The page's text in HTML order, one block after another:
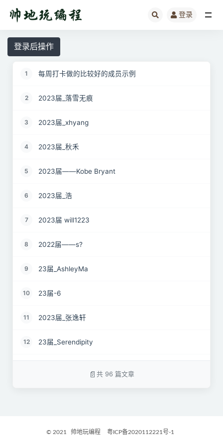
登录
登录后操作
1 每周打卡做的比较好的成员示例
2 2023届_落雪无痕
3 2023届_xhyang
4 2023届_秋禾
5 2023届——Kobe Bryant
6 2023届_浩
7 2023届 will1223
8 2022届——s?
9 23届_AshleyMa
10 23届-6
11 2023届_张逸轩
12 23届_Serendipity
共 96 篇文章
© 2021 帅地玩编程 粤ICP备2020112221号-1